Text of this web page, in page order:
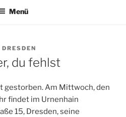
Menü
DRESDEN
du fehlst
gestorben. Am Mittwoch, den
findet im Urnenhain
15, Dresden, seine